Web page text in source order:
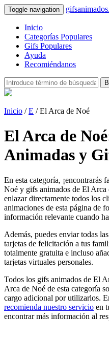
Toggle navigation
Inicio
Categorías Populares
Gifs Populares
Ayuda
Recomiéndanos
Inicio /E / El Arca de Noé
El Arca de
Animadas y
En esta categoría, ¡encontrarás
Noé y gifs animados de El Arca
enlazar directamente todos los
animaciones de esta página de
información relevante cuando
Además, puedes enviar todas
tarjetas de felicitación a tus
totalmente gratuita e incluso
tarjetas virtuales personales.
Todos los gifs animados de El
Arca de Noé de esta categoría
cargo adicional por utilizarlos.
recomienda nuestro servicio en
encontrar más información al